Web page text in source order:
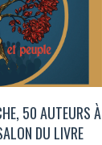
50 AUTEURS À
DU LIVRE